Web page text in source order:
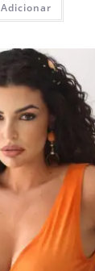
Adicionar